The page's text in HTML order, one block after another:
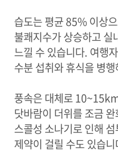
습도는 평균 85% 이상
불쾌지수가 상승하고 실
느낄 수 있습니다. 여행
수분 섭취와 휴식을 병
풍속은 대체로
닷바람이 더위를 조금
스콜성 소나기로 인해
제약이 걸릴 수도 있습니